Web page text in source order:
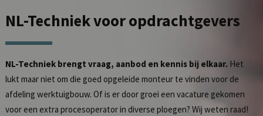
NL-Techniekvoor opdrachtgevers
NL-Techniek brengt vraag, aanbod en kennis bij elkaar. Het
lukt maar niet om die goed opgeleide monteur te vinden voor de
afdeling werktuigbouw. Of is er door groei een vacature gekomen
voor een extra procesoperator in diverse ploegen? Wij weten raad!